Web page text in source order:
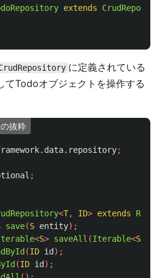
extends
に定義されている
てTodoオブジェクトを操作する
抜粋
;
;
<T, ID> extends
save(S entity);
<S> saveAll (Iterable<S
(ID id );
(ID id );